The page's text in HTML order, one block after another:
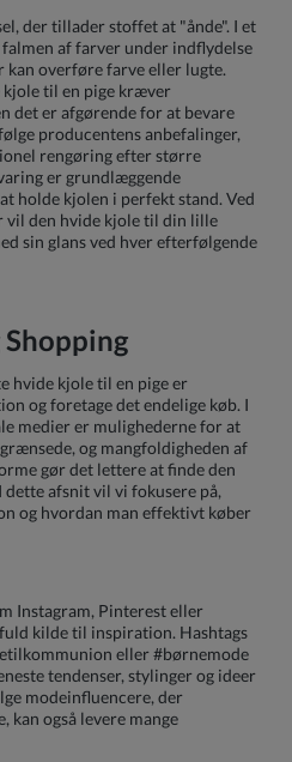
der tillader stoffet at "ånde". I et
af farver under indflydelse
overføre farve eller lugte.
kjole til en pige kræver
det er afgørende for at bevare
producentens anbefalinger,
rengøring efter større
er grundlæggende
holde kjolen i perfekt stand. Ved
vil den hvide kjole til din lille
sin glans ved hver efterfølgende
hvide kjole til en pige er
og foretage det endelige køb. I
medier er mulighederne for at
og mangfoldigheden af
gør det lettere at finde den
afsnit vil vi fokusere på,
og hvordan man effektivt køber
Instagram, Pinterest eller
kilde til inspiration. Hashtags
eller #børnemode
tendenser, stylinger og ideer
modeinfluencere, der
kan også levere mange